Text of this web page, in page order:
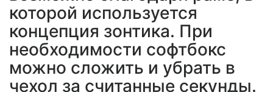
которой используется
концепция зонтика. При
необходимости софтбокс
можно сложить и убрать в
чехол за считанные секунды.